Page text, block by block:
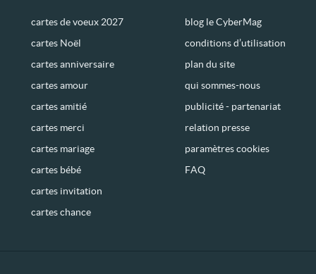
cartes de voeux 2027
cartes Noël
cartes anniversaire
cartes amour
cartes amitié
cartes merci
cartes mariage
cartes bébé
cartes invitation
cartes chance
blog le CyberMag
conditions d’utilisation
plan du site
qui sommes-nous
publicité - partenariat
relation presse
paramètres cookies
FAQ